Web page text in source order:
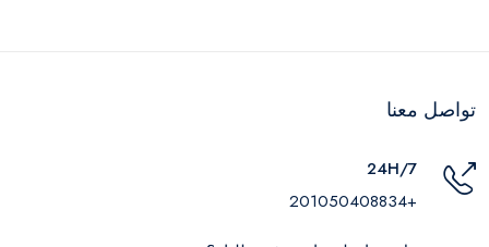
تواصل معنا
24H/7
+201050408834